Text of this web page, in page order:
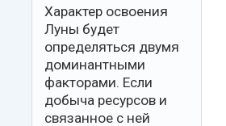
Характер освоения
Луны будет
определяться двумя
доминантными
факторами. Если
добыча ресурсов и
связанное с ней